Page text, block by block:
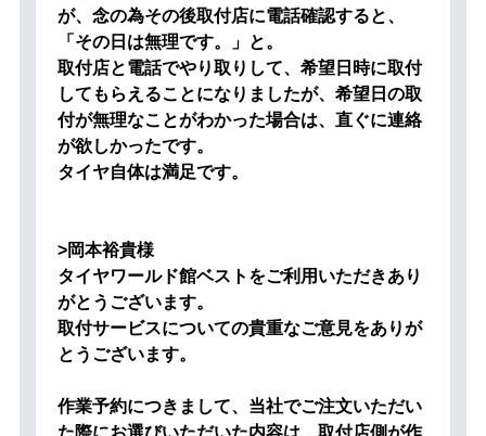
が、念の為その後取付店に電話確認すると、
「その日は無理です。」と。
取付店と電話でやり取りして、希望日時に取付
してもらえることになりましたが、希望日の取
付が無理なことがわかった場合は、直ぐに連絡
が欲しかったです。
タイヤ自体は満足です。
>岡本裕貴様
タイヤワールド館ベストをご利用いただきあり
がとうございます。
取付サービスについての貴重なご意見をありが
とうございます。
作業予約につきまして、当社でご注文いただい
た際にお選びいただいた内容は、取付店側が作